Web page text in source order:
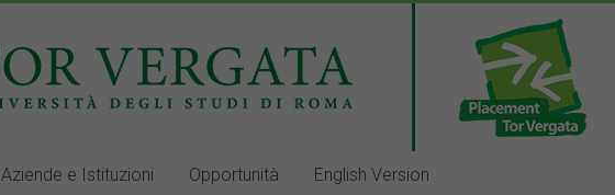
Aziende e Istituzioni Opportunità English Version